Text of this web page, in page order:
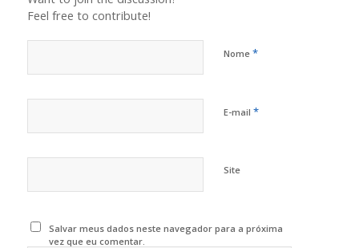
Feel free to contribute!
Nome *
E-mail *
Site
Salvar meus dados neste navegador para a próxima
vez que eu comentar.